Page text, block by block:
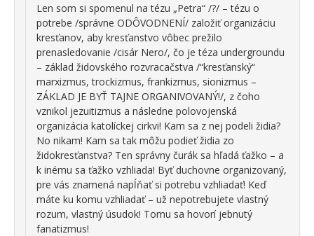
Len som si spomenul na tézu „Petra“ /?/ – tézu o
potrebe /správne ODÔVODNENÍ/ založiť organizáciu
kresťanov, aby kresťanstvo vôbec prežilo
prenasledovanie /cisár Nero/, čo je téza undergroundu
– základ židovského rozvracačstva /“kresťanský“
marxizmus, trockizmus, frankizmus, sionizmus –
ZÁKLAD JE BYŤ TAJNE ORGANIVOVANÝ!/, z čoho
vznikol jezuitizmus a následne polovojenská
organizácia katolíckej cirkvi! Kam sa z nej podeli židia?
No nikam! Kam sa tak môžu podieť židia zo
židokresťanstva? Ten správny čurák sa hľadá ťažko – a
k inému sa ťažko vzhliada! Byť duchovne organizovaný,
pre vás znamená napĺňať si potrebu vzhliadať! Keď
máte ku komu vzhliadať – už nepotrebujete vlastný
rozum, vlastný úsudok! Tomu sa hovorí jebnutý
fanatizmus!